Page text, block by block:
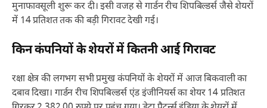
मुनाफावसूली शुरू कर दी। इसी वजह से गार्डन रीच शिपबिल्डर्स जैसे शेयरों
में 14 प्रतिशत तक की बड़ी गिरावट देखी गई।
किन कंपनियों के शेयरों में कितनी आई गिरावट
रक्षा क्षेत्र की लगभग सभी प्रमुख कंपनियों के शेयरों में आज बिकवाली का
दबाव दिखा। गार्डन रीच शिपबिल्डर्स एंड इंजीनियर्स का शेयर 14 प्रतिशत